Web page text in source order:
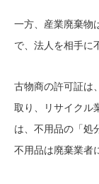
一方、産業廃棄物
で、法人を相手に
古物商の許可証は
取り、リサイクル
は、不用品の「処
不用品は廃棄業者